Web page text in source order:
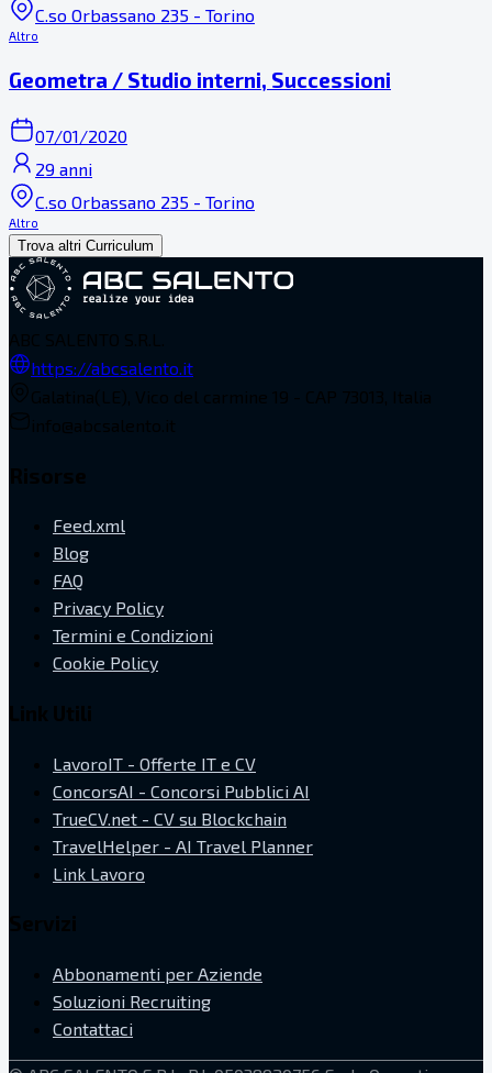
C.so Orbassano 235 - Torino
Altro
Geometra / Studio interni, Successioni
07/01/2020
29 anni
C.so Orbassano 235 - Torino
Altro
Trova altri Curriculum
https://abcsalento.it
Feed.xml
Blog
FAQ
Privacy Policy
Termini e Condizioni
Cookie Policy
LavoroIT - Offerte IT e CV
ConcorsAI - Concorsi Pubblici AI
TrueCV.net - CV su Blockchain
TravelHelper - AI Travel Planner
Link Lavoro
Abbonamenti per Aziende
Soluzioni Recruiting
Contattaci